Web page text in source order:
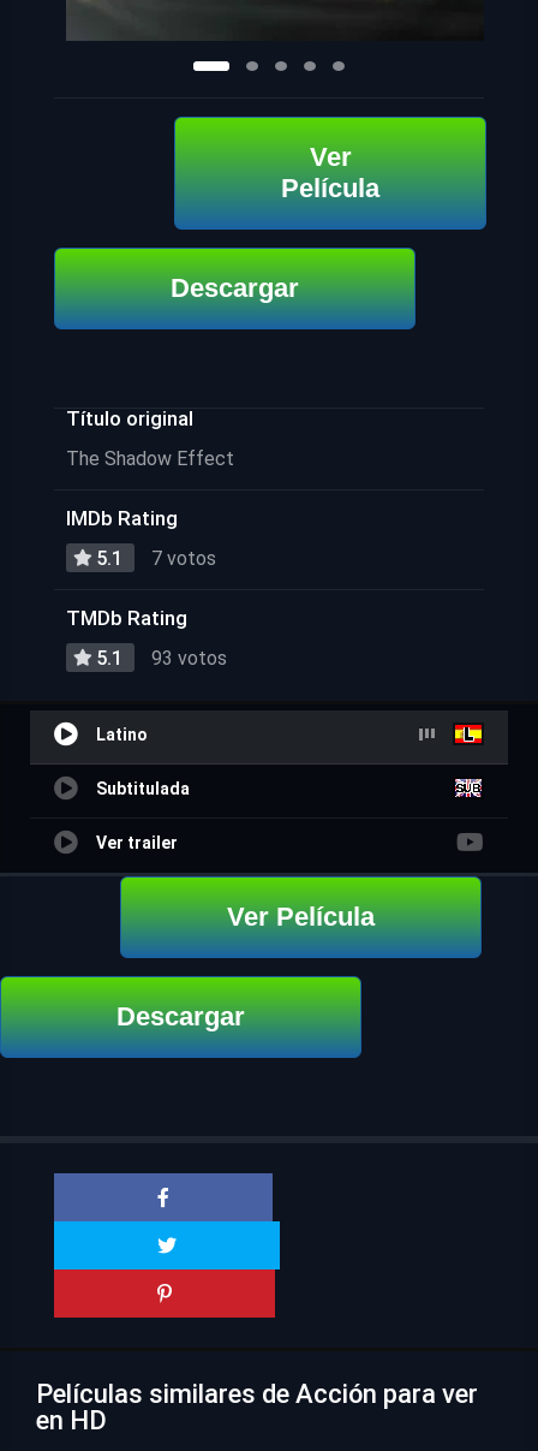
Ver
Película
Descargar
Título original
The Shadow Effect
IMDb Rating
5.1 7 votos
TMDb Rating
5.1 93 votos
Latino
Subtitulada
Ver trailer
Ver Película
Descargar
Películas similares de Acción para ver
en HD